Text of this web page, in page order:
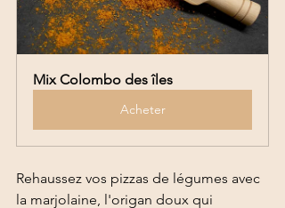
Mix Colombo des îles
Acheter
Rehaussez vos pizzas de légumes avec
la marjolaine, l'origan doux qui